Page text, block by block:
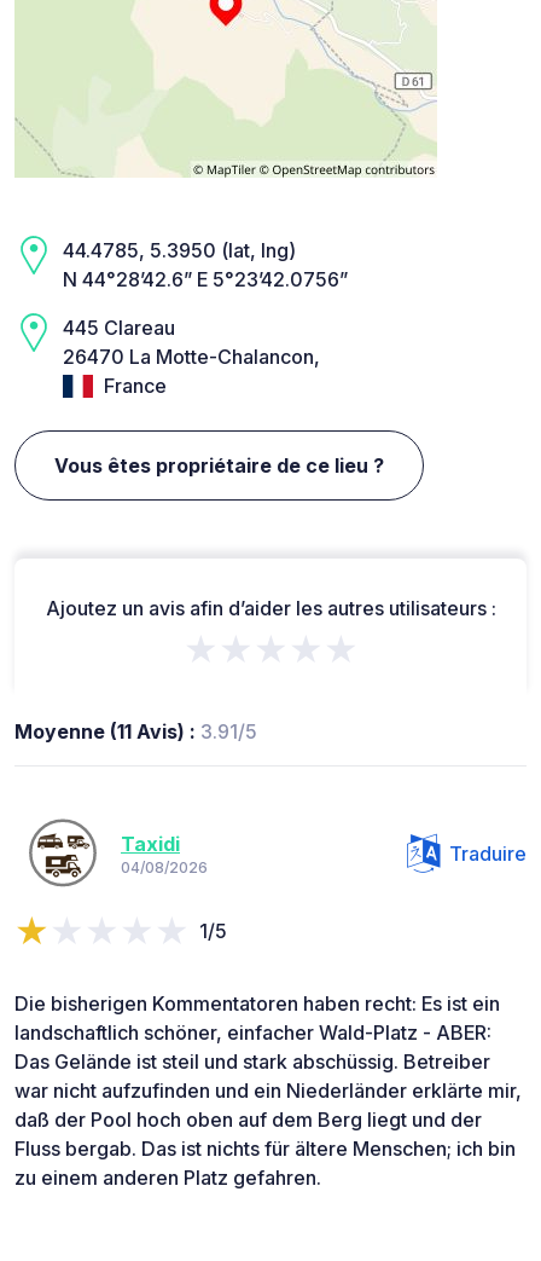
44.4785, 5.3950 (lat, lng)
N 44°28’42.6” E 5°23’42.0756”
445 Clareau
26470 La Motte-Chalancon,
France
Vous êtes propriétaire de ce lieu ?
Ajoutez un avis afin d’aider les autres utilisateurs :
★★★★★
Moyenne (11 Avis) : 3.91/5
Taxidi
04/08/2026
Traduire
1/5
Die bisherigen Kommentatoren haben recht: Es ist ein
landschaftlich schöner, einfacher Wald-Platz - ABER:
Das Gelände ist steil und stark abschüssig. Betreiber
war nicht aufzufinden und ein Niederländer erklärte mir,
daß der Pool hoch oben auf dem Berg liegt und der
Fluss bergab. Das ist nichts für ältere Menschen; ich bin
zu einem anderen Platz gefahren.